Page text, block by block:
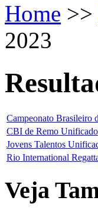
Home >>
2023
Campeonato Brasileiro
CBI de Remo Unificado
Jovens Talentos
Rio International
Veja